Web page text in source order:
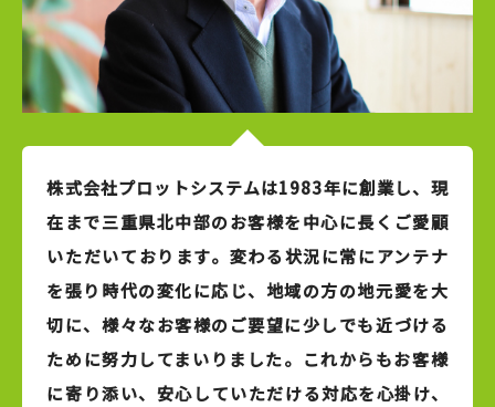
株式会社プロットシステムは1983年に創業し、現
在まで三重県北中部のお客様を中心に長くご愛顧
いただいております。変わる状況に常にアンテナ
を張り時代の変化に応じ、地域の方の地元愛を大
切に、様々なお客様のご要望に少しでも近づける
ために努力してまいりました。これからもお客様
に寄り添い、安心していただける対応を心掛け、